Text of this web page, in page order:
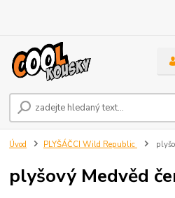
Úvod PLYŠÁČCI Wild Republic
plyšový Medvěd